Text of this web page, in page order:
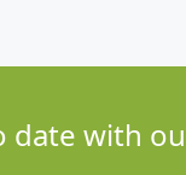
date with